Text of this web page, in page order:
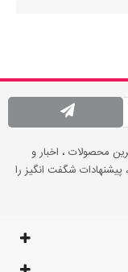
محصولات ، اخبار و
شگفت انگیز را